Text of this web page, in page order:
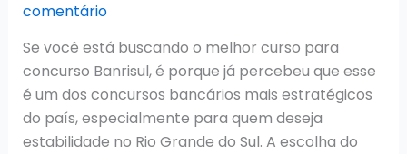
comentário
Se você está buscando o melhor curso para
concurso Banrisul, é porque já percebeu que esse
é um dos concursos bancários mais estratégicos
do país, especialmente para quem deseja
estabilidade no Rio Grande do Sul. A escolha do